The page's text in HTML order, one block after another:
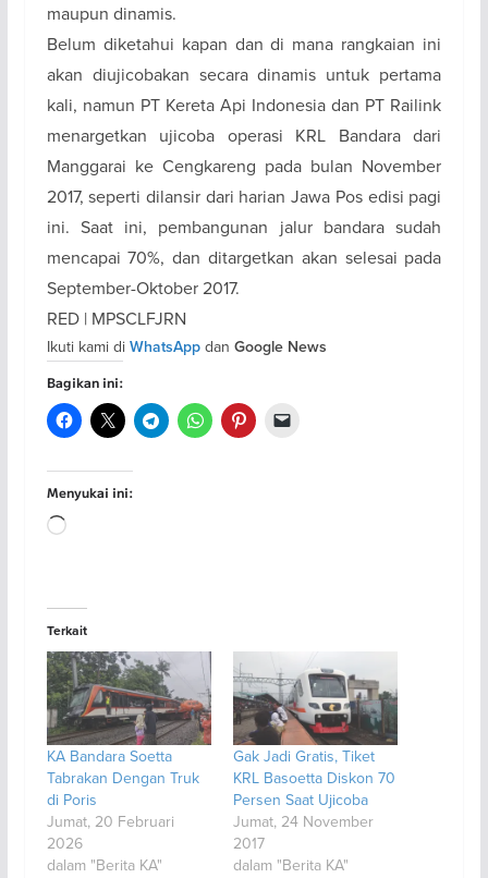
maupun dinamis.
Belum diketahui kapan dan di mana rangkaian ini
akan diujicobakan secara dinamis untuk pertama
kali, namun PT Kereta Api Indonesia dan PT Railink
menargetkan ujicoba operasi KRL Bandara dari
Manggarai ke Cengkareng pada bulan November
2017, seperti dilansir dari harian Jawa Pos edisi pagi
ini. Saat ini, pembangunan jalur bandara sudah
mencapai 70%, dan ditargetkan akan selesai pada
September-Oktober 2017.
RED | MPSCLFJRN
Ikuti kami di WhatsAppdan Google News
Bagikan ini:
Menyukai ini:
Memuat...
Terkait
KA Bandara Soetta
Tabrakan Dengan Truk
di Poris
Jumat, 20 Februari
2026
dalam "Berita KA"
Gak Jadi Gratis, Tiket
KRL Basoetta Diskon 70
Persen Saat Ujicoba
Jumat, 24 November
2017
dalam "Berita KA"